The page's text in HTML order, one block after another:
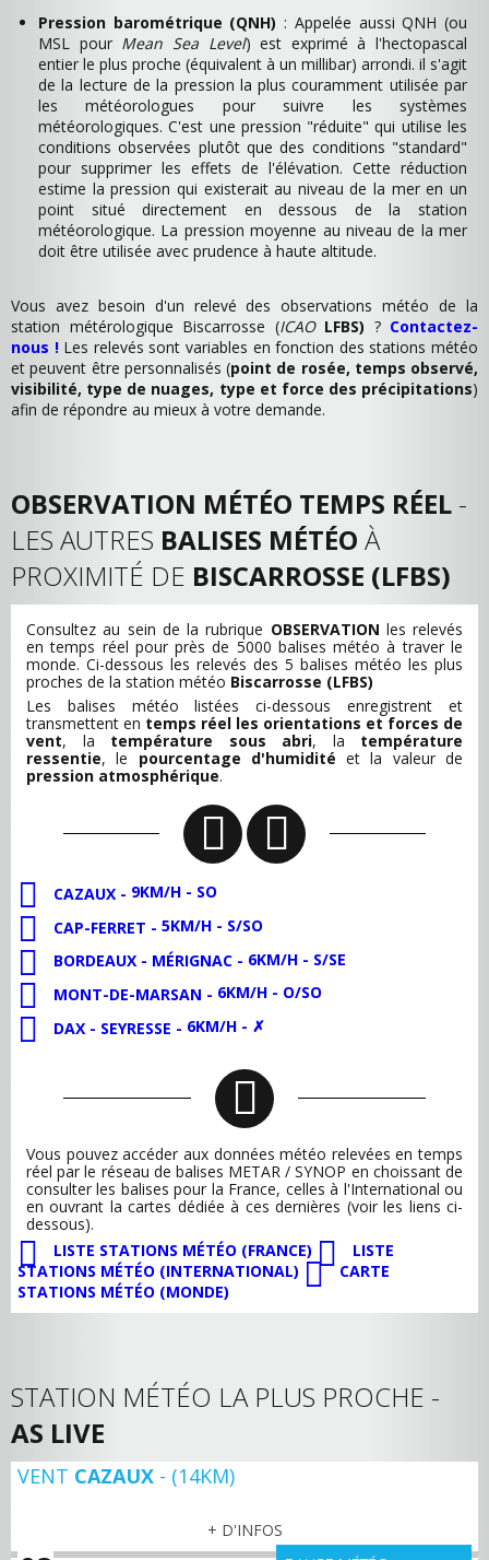
Pression barométrique (QNH) : Appelée aussi QNH (ou
MSL pour Mean Sea Level) est exprimé à l'hectopascal
entier le plus proche (équivalent à un millibar) arrondi. il s'agit
de la lecture de la pression la plus couramment utilisée par
les météorologues pour suivre les systèmes
météorologiques. C'est une pression "réduite" qui utilise les
conditions observées plutôt que des conditions "standard"
pour supprimer les effets de l'élévation. Cette réduction
estime la pression qui existerait au niveau de la mer en un
point situé directement en dessous de la station
météorologique. La pression moyenne au niveau de la mer
doit être utilisée avec prudence à haute altitude.
Vous avez besoin d'un relevé des observations météo de la
station métérologique Biscarrosse (ICAO LFBS) ? Contactez-
nous !Les relevés sont variables en fonction des stations météo
et peuvent être personnalisés (point de rosée, temps observé,
visibilité, type de nuages, type et force des précipitations)
afin de répondre au mieux à votre demande.
OBSERVATION MÉTÉO TEMPS RÉEL -
LES AUTRES BALISES MÉTÉO À
PROXIMITÉ DE BISCARROSSE (LFBS)
Consultez au sein de la rubrique OBSERVATION les relevés
en temps réel pour près de 5000 balises météo à traver le
monde. Ci-dessous les relevés des 5 balises météo les plus
proches de la station météo Biscarrosse (LFBS)
Les balises météo listées ci-dessous enregistrent et
transmettent en temps réel les orientations et forces de
vent, la température sous abri, la température
ressentie, le pourcentage d'humidité et la valeur de
pression atmosphérique.
CAZAUX - 9KM/H - SO
CAP-FERRET - 5KM/H - S/SO
BORDEAUX - MÉRIGNAC - 6KM/H - S/SE
MONT-DE-MARSAN - 6KM/H - O/SO
DAX - SEYRESSE - 6KM/H - ✗
Vous pouvez accéder aux données météo relevées en temps
réel par le réseau de balises METAR / SYNOP en choissant de
consulter les balises pour la France, celles à l'International ou
en ouvrant la cartes dédiée à ces dernières (voir les liens ci-
dessous).
LISTE STATIONS MÉTÉO (FRANCE)
LISTE
STATIONS MÉTÉO (INTERNATIONAL)
CARTE
STATIONS MÉTÉO (MONDE)
STATION MÉTÉO LA PLUS PROCHE -
AS LIVE
VENT CAZAUX - (14KM)
+ D'INFOS